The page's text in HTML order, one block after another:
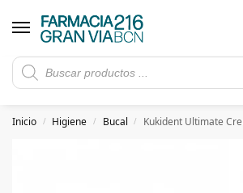
Rebajas de verano hasta -30%
5€ de descuento con el cupón 5GRANVIA
Inicio / Higiene / Bucal / Kukident Ultimate